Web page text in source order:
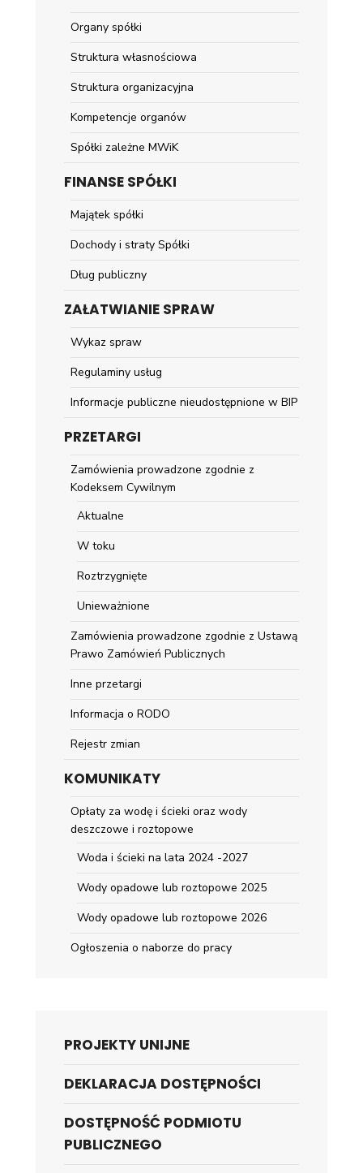
Organy spółki
Struktura własnościowa
Struktura organizacyjna
Kompetencje organów
Spółki zależne MWiK
FINANSE SPÓŁKI
Majątek spółki
Dochody i straty Spółki
Dług publiczny
ZAŁATWIANIE SPRAW
Wykaz spraw
Regulaminy usług
Informacje publiczne nieudostępnione w BIP
PRZETARGI
Zamówienia prowadzone zgodnie z
Kodeksem Cywilnym
Aktualne
W toku
Roztrzygnięte
Unieważnione
Zamówienia prowadzone zgodnie z Ustawą
Prawo Zamówień Publicznych
Inne przetargi
Informacja o RODO
Rejestr zmian
KOMUNIKATY
Opłaty za wodę i ścieki oraz wody
deszczowe i roztopowe
Woda i ścieki na lata 2024 -2027
Wody opadowe lub roztopowe 2025
Wody opadowe lub roztopowe 2026
Ogłoszenia o naborze do pracy
PROJEKTY UNIJNE
DEKLARACJA DOSTĘPNOŚCI
DOSTĘPNOŚĆ PODMIOTU
PUBLICZNEGO